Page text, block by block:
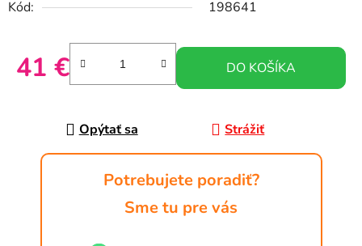
Kód: 198641
41 € DO KOŠÍKA
Opýtať sa Strážiť
Potrebujete poradiť?
Sme tu pre vás